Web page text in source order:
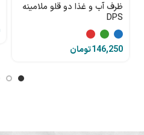
ظرف آب و غذا دو قلو ملامینه
DPS
تومان